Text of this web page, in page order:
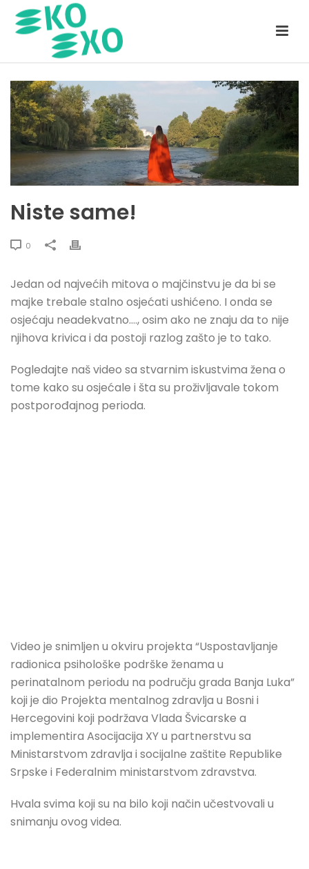
Niste same!
0
Jedan od najvećih mitova o majčinstvu je da bi se
majke trebale stalno osjećati ushićeno. I onda se
osjećaju neadekvatno…., osim ako ne znaju da to nije
njihova krivica i da postoji razlog zašto je to tako.
Pogledajte naš video sa stvarnim iskustvima žena o
tome kako su osjećale i šta su proživljavale tokom
postporođajnog perioda.
Video je snimljen u okviru projekta “Uspostavljanje
radionica psihološke podrške ženama u
perinatalnom periodu na području grada Banja Luka”
koji je dio Projekta mentalnog zdravlja u Bosni i
Hercegovini koji podržava Vlada Švicarske a
implementira Asocijacija XY u partnerstvu sa
Ministarstvom zdravlja i socijalne zaštite Republike
Srpske i Federalnim ministarstvom zdravstva.
Hvala svima koji su na bilo koji način učestvovali u
snimanju ovog videa.